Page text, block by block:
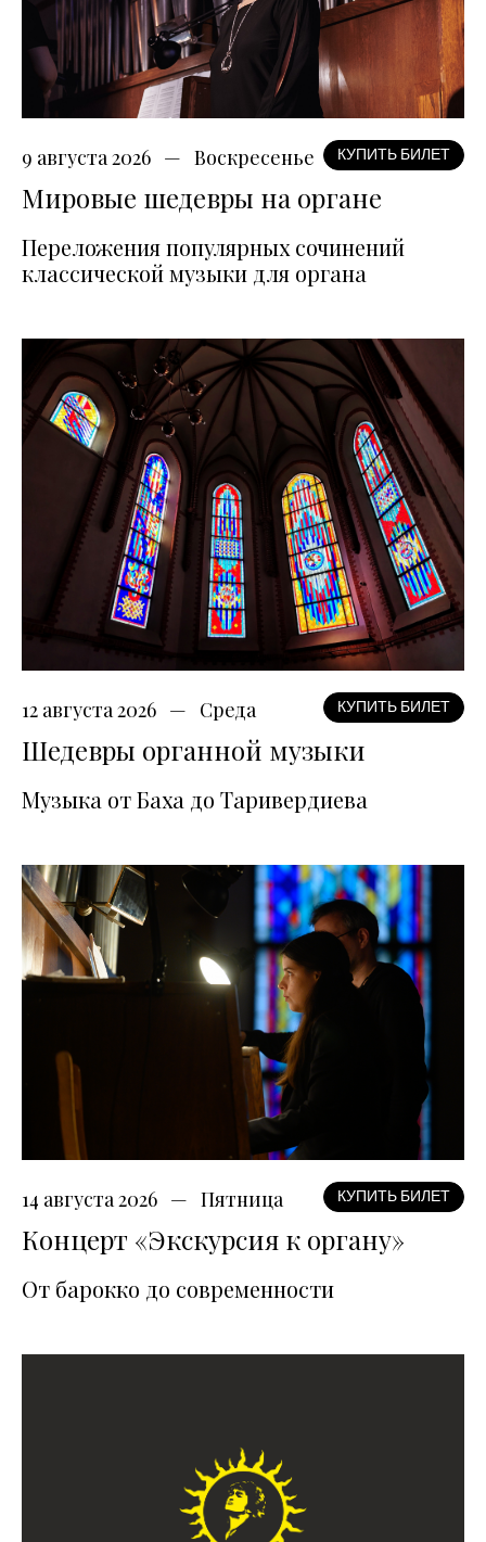
9 августа 2026 Воскресенье КУПИТЬ БИЛЕТ
Мировые шедевры на органе
Переложения популярных сочинений
классической музыки для органа
12 августа 2026 Среда КУПИТЬ БИЛЕТ
Шедевры органной музыки
Музыка от Баха до Таривердиева
14 августа 2026 Пятница КУПИТЬ БИЛЕТ
Концерт «Экскурсия к органу»
От барокко до современности